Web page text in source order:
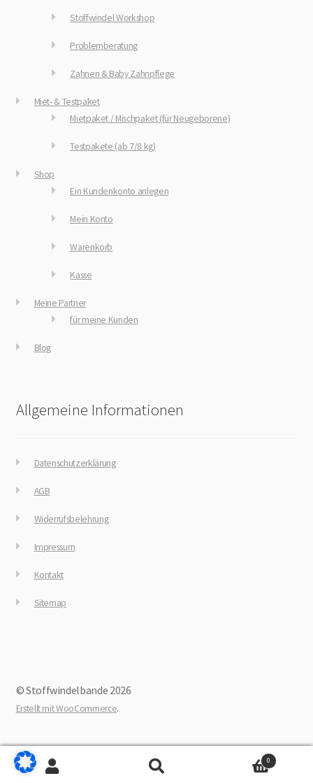
Stoffwindel Workshop
Problemberatung
Zahnen & Baby Zahnpflege
Miet- & Testpaket
Mietpaket / Mischpaket (für Neugeborene)
Testpakete (ab 7/8 kg)
Shop
Ein Kundenkonto anlegen
Mein Konto
Warenkorb
Kasse
Meine Partner
für meine Kunden
Blog
Allgemeine Informationen
Datenschutzerklärung
AGB
Widerrufsbelehrung
Impressum
Kontakt
Sitemap
© Stoffwindelbande 2026
Erstellt mit WooCommerce.
Suchen
0